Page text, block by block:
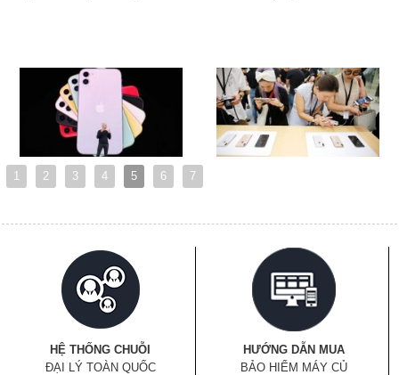
1 2 3 4 5 6 7
HỆ THỐNG CHUỖI
ĐẠI LÝ TOÀN QUỐC
HƯỚNG DẪN MUA
BẢO HIỂM MÁY CỦ